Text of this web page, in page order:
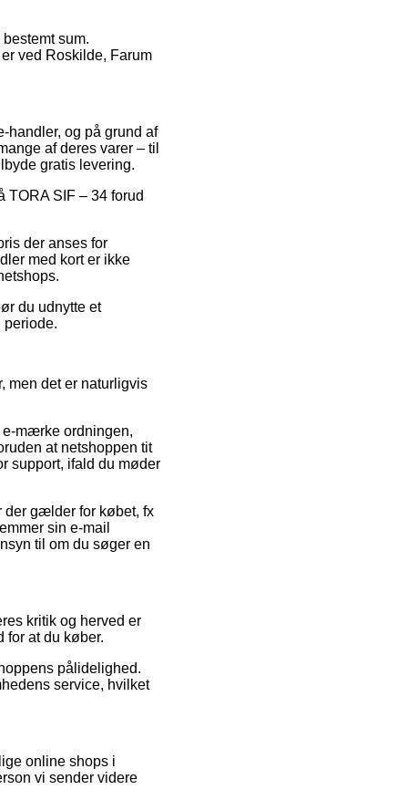
sum.
ved Roskilde, Farum
handler, og på grund af
af deres varer – til
gratis levering.
TORA SIF – 34 forud
der anses for
med kort er ikke
du udnytte et
periode.
men det er naturligvis
mærke ordningen,
at netshoppen tit
support, ifald du møder
der gælder for købet, fx
sin e-mail
til om du søger en
kritik og herved er
for at du køber.
pålidelighed.
service, hvilket
online shops i
vi sender videre